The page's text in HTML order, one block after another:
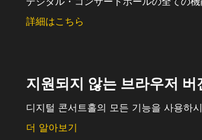
詳細はこちら
지원되지 않는 브라우저 버
디지털 콘서트홀의 모든 기능을 사용하
더 알아보기